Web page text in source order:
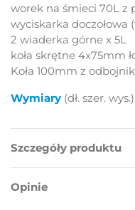
worek na śmieci 70L z
wyciskarka doczołowa
2 wiaderka górne x 5L
koła skrętne 4x75mm
Koła 100mm z
Wymiary (dł. szer.
Szczegóły produktu
Opinie